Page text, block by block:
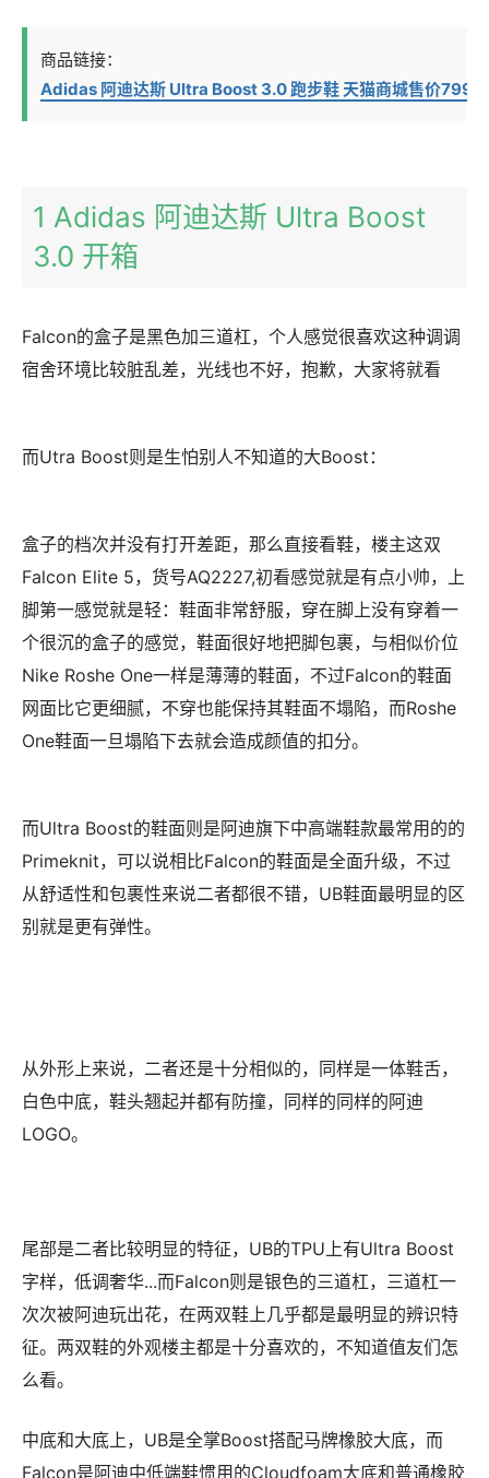
商品链接：
Adidas 阿迪达斯 Ultra Boost 3.0 跑步鞋 天猫商城售价799元
1 Adidas 阿迪达斯 Ultra Boost
3.0 开箱
Falcon的盒子是黑色加三道杠，个人感觉很喜欢这种调调
宿舍环境比较脏乱差，光线也不好，抱歉，大家将就看
而Utra Boost则是生怕别人不知道的大Boost：
盒子的档次并没有打开差距，那么直接看鞋，楼主这双
Falcon Elite 5，货号AQ2227,初看感觉就是有点小帅，上
脚第一感觉就是轻：鞋面非常舒服，穿在脚上没有穿着一
个很沉的盒子的感觉，鞋面很好地把脚包裹，与相似价位
Nike Roshe One一样是薄薄的鞋面，不过Falcon的鞋面
网面比它更细腻，不穿也能保持其鞋面不塌陷，而Roshe
One鞋面一旦塌陷下去就会造成颜值的扣分。
而Ultra Boost的鞋面则是阿迪旗下中高端鞋款最常用的的
Primeknit，可以说相比Falcon的鞋面是全面升级，不过
从舒适性和包裹性来说二者都很不错，UB鞋面最明显的区
别就是更有弹性。
从外形上来说，二者还是十分相似的，同样是一体鞋舌，
白色中底，鞋头翘起并都有防撞，同样的同样的阿迪
LOGO。
尾部是二者比较明显的特征，UB的TPU上有Ultra Boost
字样，低调奢华...而Falcon则是银色的三道杠，三道杠一
次次被阿迪玩出花，在两双鞋上几乎都是最明显的辨识特
征。两双鞋的外观楼主都是十分喜欢的，不知道值友们怎
么看。
中底和大底上，UB是全掌Boost搭配马牌橡胶大底，而
Falcon是阿迪中低端鞋惯用的Cloudfoam大底和普通橡胶